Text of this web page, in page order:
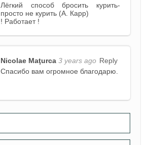
Лёгкий способ бросить курить-
просто не курить (А. Карр)
! Работает !
Reply
Nicolae Maţurca 3 years ago
Спасибо вам огромное благодарю.